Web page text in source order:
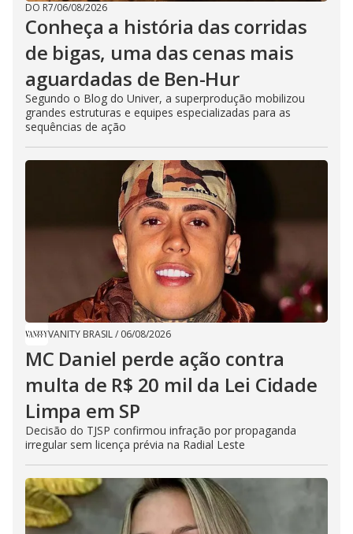
DO R7/06/08/2026
Conheça a história das corridas
de bigas, uma das cenas mais
aguardadas de Ben-Hur
Segundo o Blog do Univer, a superprodução mobilizou
grandes estruturas e equipes especializadas para as
sequências de ação
VANITY BRASIL/ 06/08/2026
MC Daniel perde ação contra
multa de R$ 20 mil da Lei Cidade
Limpa em SP
Decisão do TJSP confirmou infração por propaganda
irregular sem licença prévia na Radial Leste